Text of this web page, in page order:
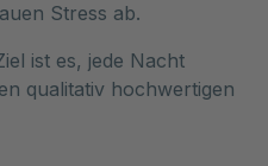
Stress ab.
ist es, jede Nacht
qualitativ hochwertigen